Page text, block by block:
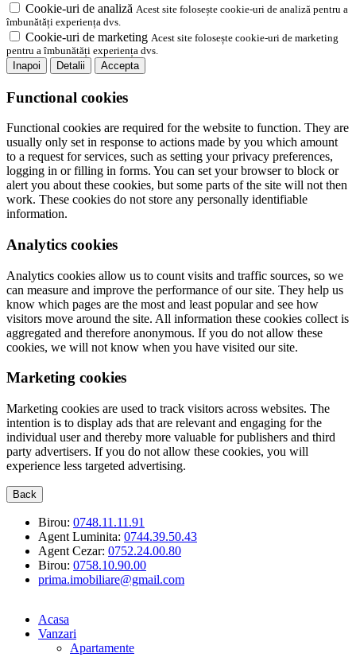
Cookie-uri de analiză Acest site folosește cookie-uri de analiză pentru a
îmbunătăți experiența dvs.
Cookie-uri de marketing Acest site folosește cookie-uri de marketing
pentru a îmbunătăți experiența dvs.
Inapoi
Detalii Accepta
Functional cookies
Functional cookies are required for the website to function. They are
usually only set in response to actions made by you which amount
to a request for services, such as setting your privacy preferences,
logging in or filling in forms. You can set your browser to block or
alert you about these cookies, but some parts of the site will not then
work. These cookies do not store any personally identifiable
information.
Analytics cookies
Analytics cookies allow us to count visits and traffic sources, so we
can measure and improve the performance of our site. They help us
know which pages are the most and least popular and see how
visitors move around the site. All information these cookies collect is
aggregated and therefore anonymous. If you do not allow these
cookies, we will not know when you have visited our site.
Marketing cookies
Marketing cookies are used to track visitors across websites. The
intention is to display ads that are relevant and engaging for the
individual user and thereby more valuable for publishers and third
party advertisers. If you do not allow these cookies, you will
experience less targeted advertising.
Back
Birou: 0748.11.11.91
Agent Luminita: 0744.39.50.43
Agent Cezar: 0752.24.00.80
Birou: 0758.10.90.00
prima.imobiliare@gmail.com
Acasa
Vanzari
Apartamente